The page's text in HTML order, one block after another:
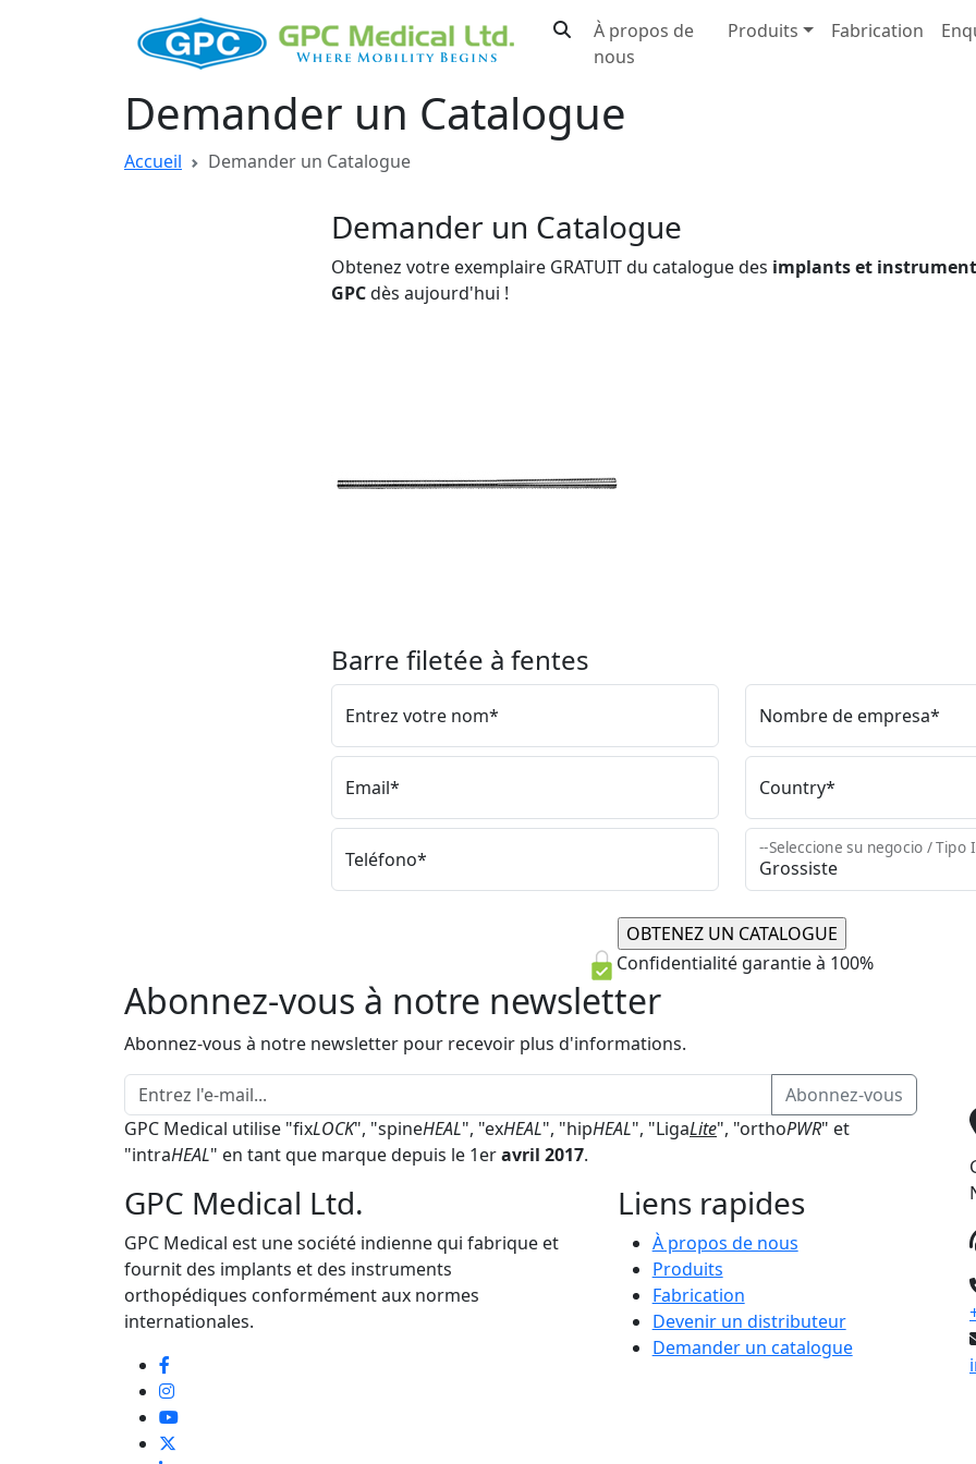
À propos de
nous
Produits Fabrication
Demander un Catalogue
Accueil Demander un Catalogue
Demander un Catalogue
Obtenez votre exemplaire GRATUIT du catalogue des implants et
GPCdès aujourd'hui !
Barre filetée à fentes
Entrez votre nom* Nombre de empresa*
Email* Country*
Teléfono*
--Seleccione su negocio / Tipo
Confidentialité garantie à 100%
Abonnez-vous à notre newsletter
Abonnez-vous à notre newsletter pour recevoir plus d'informations.
Abonnez-vous
GPC Medical utilise "fixLOCK", "spineHEAL", "exHEAL", "hipHEAL", "LigaLite", "orthoPWR" et
"intraHEAL" en tant que marque depuis le 1eravril 2017.
GPC Medical Ltd.
GPC Medical est une société indienne qui fabrique et
fournit des implants et des instruments
orthopédiques conformément aux normes
internationales.
Liens rapides
À propos de nous
Produits
Fabrication
Devenir un distributeur
Demander un catalogue